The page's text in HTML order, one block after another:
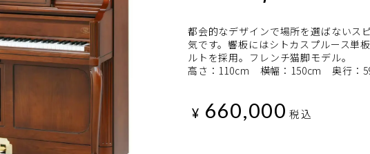
都会的なデザインで場所を選ばないス
気です。響板にはシトカスプルース単
ルトを採用。フレンチ猫脚モデル。
高さ：110cm 横幅：150cm 奥行：
¥ 660,000 税込